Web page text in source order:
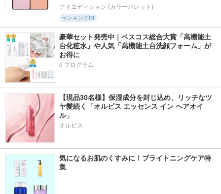
アイエディション (カラーパレット)
ランキングIN
豪華セット発売中｜ベスコス総合大賞「高機能土
台化粧水」や人気「高機能土台洗顔フォーム」が
お得に
d プログラム
【現品30名様】保湿成分を封じ込め、リッチなツ
ヤ髪続く「オルビス エッセンス イン ヘアオイ
ル」
オルビス
気になるお肌のくすみに！ブライトニングケア特
集